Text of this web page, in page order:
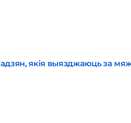
якія выязджаюць за